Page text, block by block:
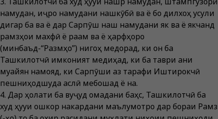
намудан, иҷро намудани нақшкӯбӣ ва ё бо дилхоҳ усули
дигар ба ва ё дар Сарпӯш нақш намудани як ва ё якчанд
рамзҳои махфӣ ё рақам ва ё ҳарфҳоро
(минбаъд-“Размҳо”) нигоҳ медорад, ки он ба
Ташкилотчӣ имконият медиҳад, ки ба таври аниқ
муайян намояд, ки Сарпӯши аз тарафи Иштирокчӣ
пешниҳодшуда аслӣ мебошад ё на.
4. Дар ҳолати ба вуҷуд омадани баҳс, Ташкилотчӣ ба
худ ҳуқуқи ошкор накардани маълумотро дар бораи Рамз